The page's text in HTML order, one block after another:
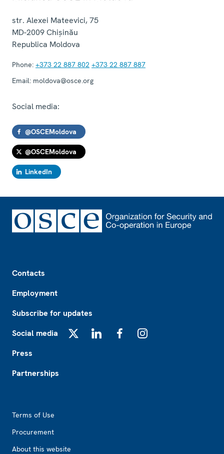
str. Alexei Mateevici, 75
MD-2009Chișinău
Republica Moldova
Phone: +373 22 887 802 +373 22 887 887
Email: moldova@osce.org
Social media:
@OSCEMoldova
@OSCEMoldova
LinkedIn
Contacts
Employment
Subscribe for updates
Social media
Press
Partnerships
Terms of Use
Procurement
About this website